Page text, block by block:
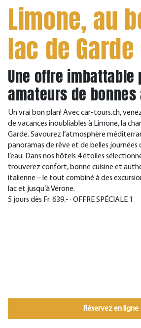
Limone, au
lac de Garde
Une offre imbattable
amateurs de
Un vrai bon plan! Avec car-tours.ch,
de vacances inoubliables à Limone, la
Garde. Savourez l’atmosphère
panoramas de rêve et de belles
l’eau. Dans nos hôtels 4 étoiles
trouverez confort, bonne cuisine et
italienne – le tout combiné à des
lac et jusqu’à Vérone.
5 jours dès Fr. 639.- · OFFRE SPÉCIALE 1
Réservez en ligne